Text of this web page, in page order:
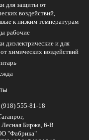
для защиты от
воздействий,
к низким температурам
рабочие
диэлектрические и для
химических воздействий
555-81-18
Лесная Биржа, 6-В
"Фабрика"